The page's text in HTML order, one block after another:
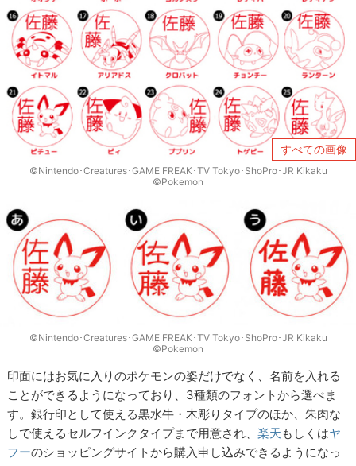
すべての画像
©Nintendo･Creatures･GAME FREAK･TV Tokyo･ShoPro･JR Kikaku
©Pokemon
©Nintendo･Creatures･GAME FREAK･TV Tokyo･ShoPro･JR Kikaku
©Pokemon
印面にはお気に入りのポケモンの姿だけでなく、名前を入れる
ことができるようになっており、3種類のフォントから選べま
す。銀行印として使える黒水牛・木彫りタイプのほか、朱肉な
しで使えるセルフインクタイプまで用意され、楽天 もしくはヤ
フーのショッピングサイトから購入申し込みできるようになっ